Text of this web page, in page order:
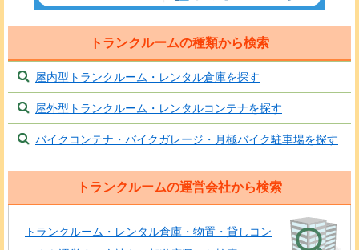
トランクルームの種類から検索
屋内型トランクルーム・レンタル倉庫を探す
屋外型トランクルーム・レンタルコンテナを探す
バイクコンテナ・バイクガレージ・月極バイク駐車場を探す
トランクルームの運営会社から検索
トランクルーム・レンタル倉庫・物置・貸しコン